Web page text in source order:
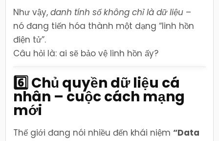
Như vậy,danh tính số không chỉ là dữ liệu –
nó đang tiến hóa thành một dạng “linh hồn
điện tử”.
Câu hỏi là: ai sẽ bảo vệ linh hồn ấy?
6️⃣ Chủ quyền dữ liệu cá
nhân – cuộc cách mạng
mới
Thế giới đang nói nhiều đến khái niệm “Data